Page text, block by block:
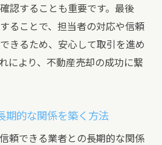
認することも重要です。最後
ることで、担当者の対応や信頼
きるため、安心して取引を進め
により、不動産売却の成功に繋
期的な関係を築く方法
頼できる業者との長期的な関係